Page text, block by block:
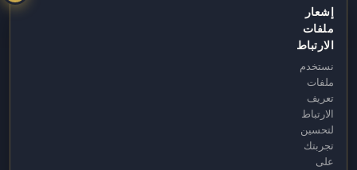
info@fbm.com.tr
08:30 – 17:30
إشعار
ملفات
الارتباط
نستخدم
ملفات
تعريف
الارتباط
لتحسين
تجربتك
على